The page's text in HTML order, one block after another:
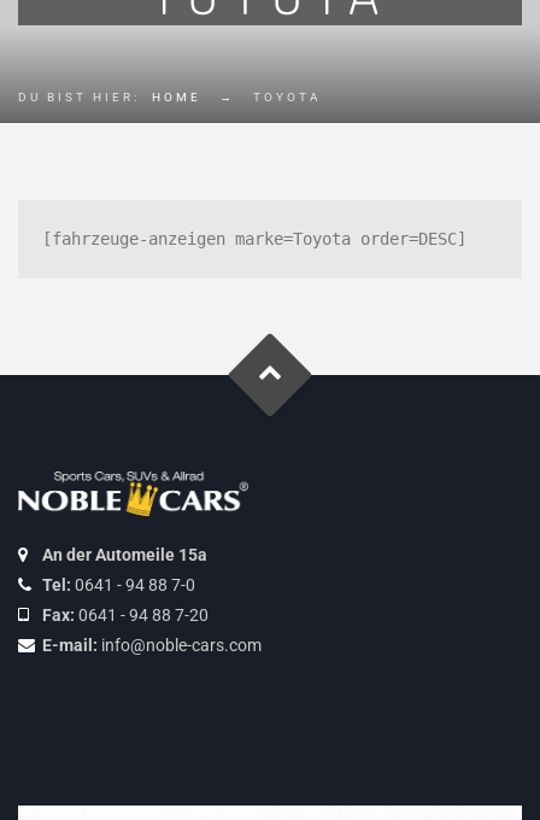
DU BIST HIER: HOME → TOYOTA
[fahrzeuge-anzeigen marke=Toyota order=DESC]
An der Automeile 15a
Tel: 0641 - 94 88 7-0
Fax: 0641 - 94 88 7-20
E-mail: info@noble-cars.com